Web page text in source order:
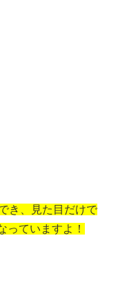
き、見た目だけで
っていますよ！